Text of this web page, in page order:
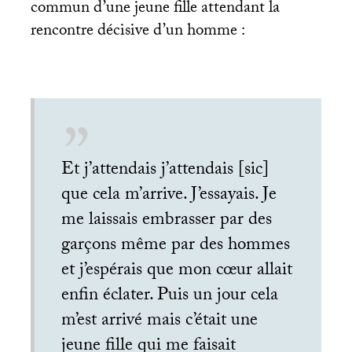
commun d’une jeune fille attendant la
rencontre décisive d’un homme :
Et j’attendais j’attendais [sic]
que cela m’arrive. J’essayais. Je
me laissais embrasser par des
garçons même par des hommes
et j’espérais que mon cœur allait
enfin éclater. Puis un jour cela
m’est arrivé mais c’était une